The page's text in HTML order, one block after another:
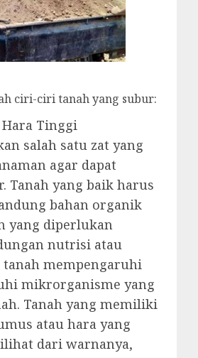
ciri-ciri tanah yang subur:
Hara Tinggi
salah satu zat yang
agar dapat
Tanah yang baik harus
bahan organik
yang diperlukan
nutrisi atau
mempengaruhi
mikrorganisme yang
Tanah yang memiliki
atau hara yang
dari warnanya,